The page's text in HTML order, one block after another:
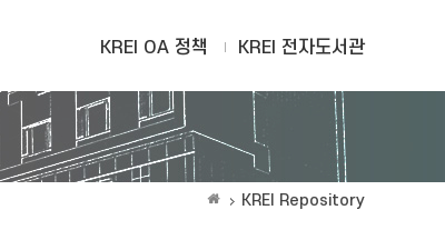
KREI OA 정책 KREI 전자도서관
KREI Repository